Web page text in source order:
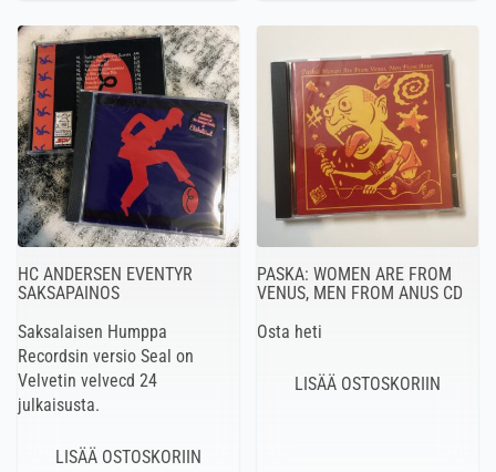
HC ANDERSEN EVENTYR
SAKSAPAINOS
Saksalaisen Humppa
Recordsin versio Seal on
Velvetin velvecd 24
julkaisusta.
PASKA: WOMEN ARE FROM
VENUS, MEN FROM ANUS CD
Osta heti